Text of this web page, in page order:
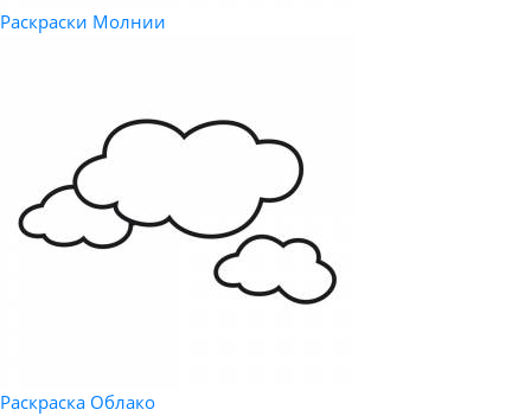
Раскраски Молнии
Раскраска Облако